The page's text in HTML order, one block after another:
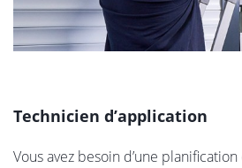
Technicien d’application
Vous avez besoin d’une